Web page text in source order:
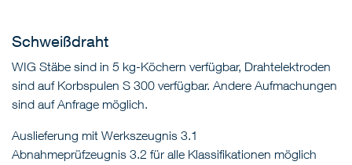
Schweißdraht
WIG Stäbe sind in 5 kg-Köchern verfügbar, Drahtelektroden
sind auf Korbspulen S 300 verfügbar. Andere Aufmachungen
sind auf Anfrage möglich.
Auslieferung mit Werkszeugnis 3.1
Abnahmeprüfzeugnis 3.2 für alle Klassifikationen möglich